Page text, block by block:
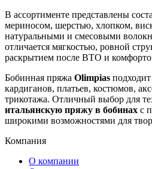
В ассортименте представлены
мериносом, шерстью, хлопком,
натуральными и смесовыми
отличается мягкостью, ровной
раскрытием после ВТО и
Бобинная пряжа Olimpias
кардиганов, платьев, костюмов,
трикотажа. Отличный выбор для
итальянскую пряжу в бобинах с
широкими возможностями для
Компания
О компании